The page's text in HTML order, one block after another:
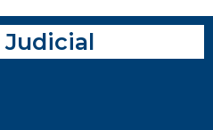
Judicial